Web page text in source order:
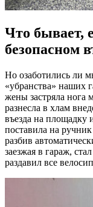
Что бывает,
безопасном
Но озаботились ли
«убранства» наших
жены застряла нога
разнесла в хлам
въезда на площадку
поставила на
разбив
заезжая в гараж,
раздавил все